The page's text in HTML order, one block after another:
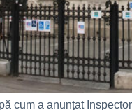
cum a anunțat